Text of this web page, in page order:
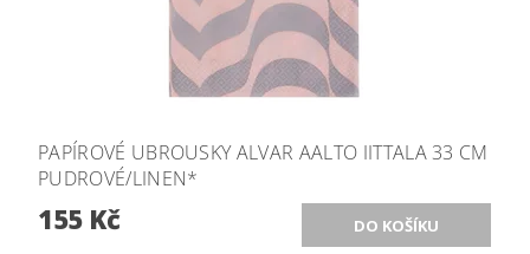
PAPÍROVÉ UBROUSKY ALVAR AALTO IITTALA 33 CM
PUDROVÉ/LINEN*
155 Kč